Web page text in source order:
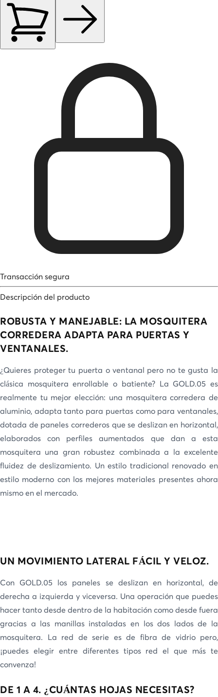
Transacción segura
Descripción del producto
ROBUSTA Y MANEJABLE: LA MOSQUITERA
CORREDERA ADAPTA PARA PUERTAS Y
VENTANALES.
¿Quieres proteger tu puerta o ventanal pero no te gusta la
clásica mosquitera enrollable o batiente? La GOLD.05 es
realmente tu mejor elección: una mosquitera corredera de
aluminio, adapta tanto para puertas como para ventanales,
dotada de paneles correderos que se deslizan en horizontal,
elaborados con perfiles aumentados que dan a esta
mosquitera una gran robustez combinada a la excelente
fluidez de deslizamiento. Un estilo tradicional renovado en
estilo moderno con los mejores materiales presentes ahora
mismo en el mercado.
UN MOVIMIENTO LATERAL FÁCIL Y VELOZ.
Con GOLD.05 los paneles se deslizan en horizontal, de
derecha a izquierda y viceversa. Una operación que puedes
hacer tanto desde dentro de la habitación como desde fuera
gracias a las manillas instaladas en los dos lados de la
mosquitera. La red de serie es de fibra de vidrio pero,
¡puedes elegir entre diferentes tipos red el que más te
convenza!
DE 1 A 4. ¿CUÁNTAS HOJAS NECESITAS?